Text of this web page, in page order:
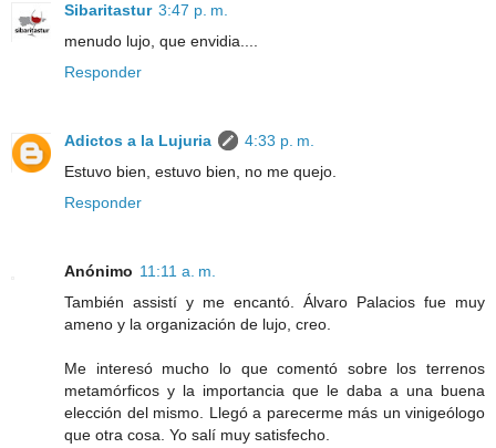
Sibaritastur 3:47 p. m.
menudo lujo, que envidia....
Responder
Adictos a la Lujuria
4:33 p. m.
Estuvo bien, estuvo bien, no me quejo.
Responder
Anónimo 11:11 a. m.
También assistí y me encantó. Álvaro Palacios fue muy
ameno y la organización de lujo, creo.
Me interesó mucho lo que comentó sobre los terrenos
metamórficos y la importancia que le daba a una buena
elección del mismo. Llegó a parecerme más un vinigeólogo
que otra cosa. Yo salí muy satisfecho.